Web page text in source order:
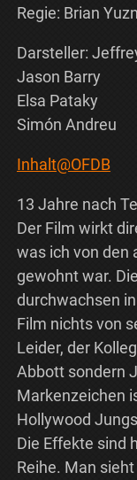
Regie: Brian
Darsteller:
Jason Barry
Elsa Pataky
Simón Andreu
Inhalt@OFDB
13 Jahre nach
Der Film wirkt
was ich von den
gewohnt war.
durchwachsen
Film nichts von
Leider, der
Abbott sondern
Markenzeichen
Hollywood
Die Effekte sind
Reihe. Man